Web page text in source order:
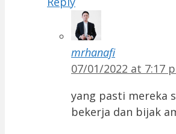
mrhanafi
07/01/2022 at 7:17
yang pasti mereka
bekerja dan bijak